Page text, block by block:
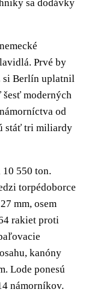
sa dodávky
Prvé by
si Berlín uplatnil
moderných
od
stáť tri miliardy
550 ton.
torpédoborce
mm, osem
rakiet proti
kanóny
Lode ponesú
námorníkov.